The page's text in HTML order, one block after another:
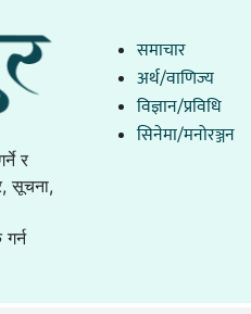
र
सूचना,
समाचार
अर्थ/वाणिज्य
विज्ञान/प्रविधि
सिनेमा/मनोरञ्जन